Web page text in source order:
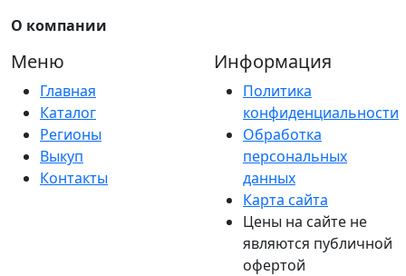
О компании
Меню
Главная
Каталог
Регионы
Выкуп
Контакты
Информация
Политика
конфиденциальности
Обработка
персональных
данных
Карта сайта
Цены на сайте не
являются публичной
офертой